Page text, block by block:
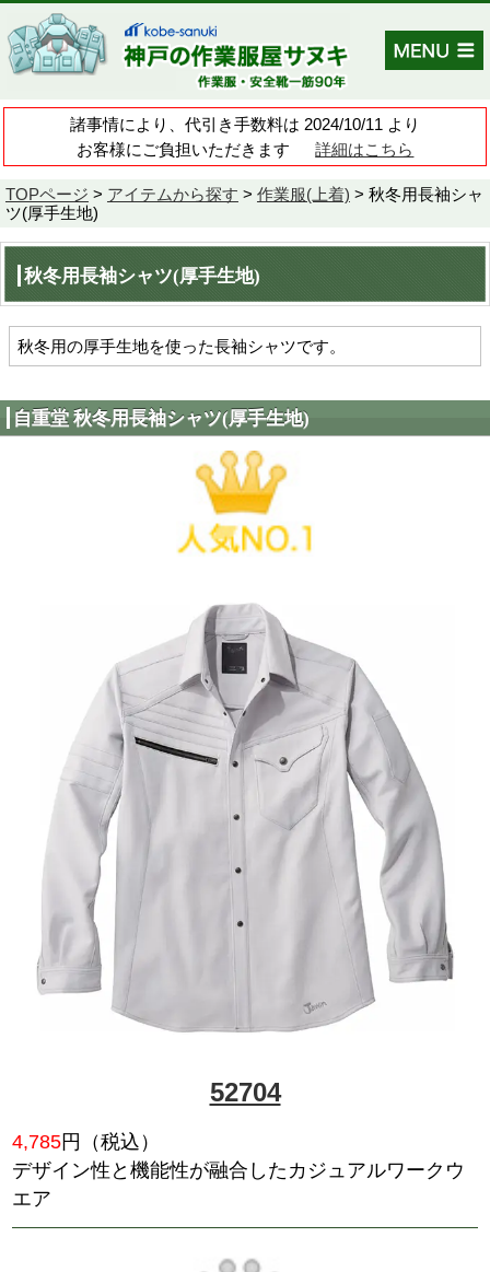
諸事情により、代引き手数料は
お客様にご負担いただきます
TOPページ>アイテムから探す>作業
ツ(厚手生地)
秋冬用長袖シャツ(厚手生地)
秋冬用の厚手生地を使った長袖シャツ
自重堂 秋冬用長袖シャツ(厚手生